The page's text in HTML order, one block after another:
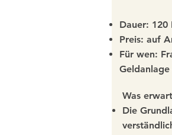
Dauer: 120
Preis: auf
Für wen:
Was
Die